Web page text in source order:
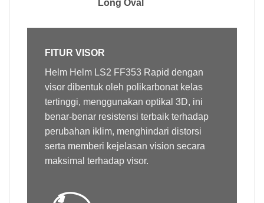
Long Oval
FITUR VISOR
Helm Helm LS2 FF353 Rapid dengan
visor dibentuk oleh polikarbonat kelas
tertinggi, menggunakan optikal 3D, ini
benar-benar resistensi terbaik terhadap
perubahan iklim, menghindari distorsi
serta memberi kejelasan vision secara
maksimal terhadap visor.